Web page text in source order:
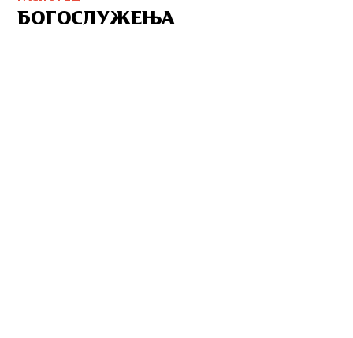
БОГОСЛУЖЕЊА